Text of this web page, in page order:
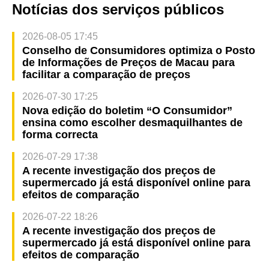
Notícias dos serviços públicos
2026-08-05 17:45
Conselho de Consumidores optimiza o Posto
de Informações de Preços de Macau para
facilitar a comparação de preços
2026-07-30 17:25
Nova edição do boletim “O Consumidor”
ensina como escolher desmaquilhantes de
forma correcta
2026-07-29 17:38
A recente investigação dos preços de
supermercado já está disponível online para
efeitos de comparação
2026-07-22 18:26
A recente investigação dos preços de
supermercado já está disponível online para
efeitos de comparação